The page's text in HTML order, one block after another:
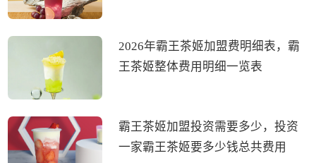
2026年霸王茶姬加盟费明细表，霸
王茶姬整体费用明细一览表
霸王茶姬加盟投资需要多少，投资
一家霸王茶姬要多少钱总共费用